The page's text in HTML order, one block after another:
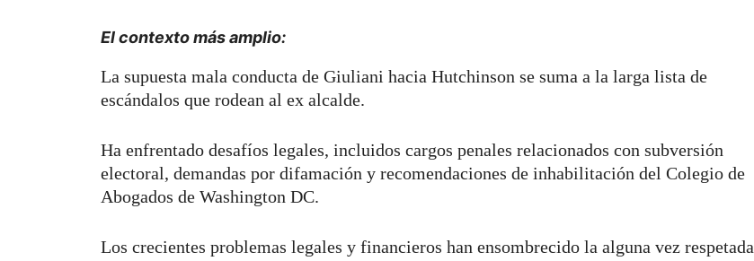
El contexto más amplio:
La supuesta mala conducta de Giuliani hacia Hutchinson se suma a la larga lista de
escándalos que rodean al ex alcalde.
Ha enfrentado desafíos legales, incluidos cargos penales relacionados con subversión
electoral, demandas por difamación y recomendaciones de inhabilitación del Colegio de
Abogados de Washington DC.
Los crecientes problemas legales y financieros han ensombrecido la alguna vez respetada